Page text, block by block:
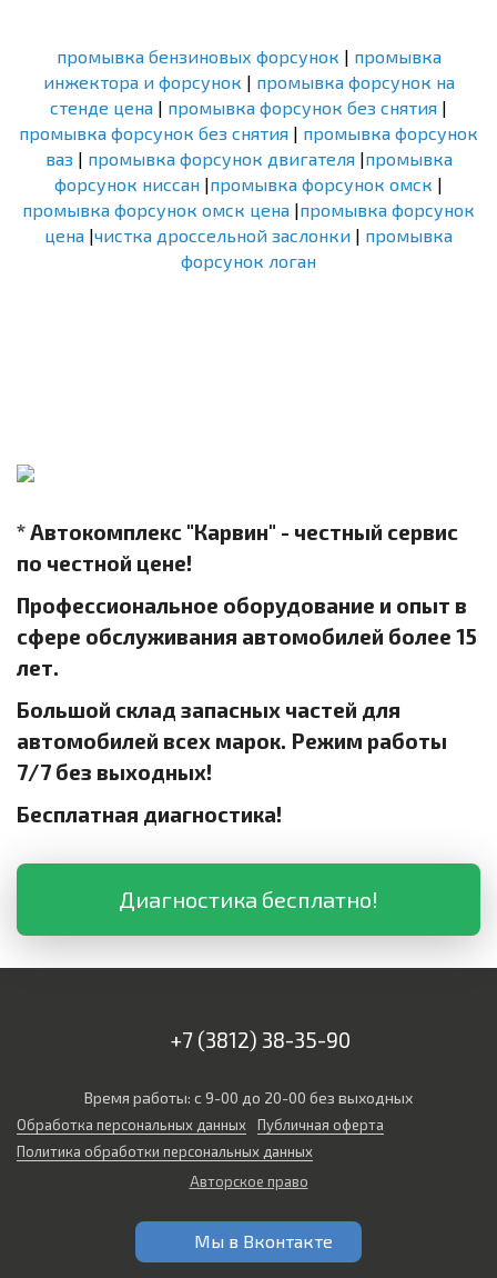
промывка бензиновых форсунок | промывка
инжектора и форсунок | промывка форсунок на
стенде цена | промывка форсунок без снятия |
промывка форсунок без снятия | промывка форсунок
ваз | промывка форсунок двигателя|промывка
форсунок ниссан |промывка форсунок омск |
промывка форсунок омск цена |промывка форсунок
цена |чистка дроссельной заслонки | промывка
форсунок логан
* Автокомплекс "Карвин" - честный сервис
по честной цене!
Профессиональное оборудование и опыт в
сфере обслуживания автомобилей более 15
лет.
Большой склад запасных частей для
автомобилей всех марок. Режим работы
7/7 без выходных!
Бесплатная диагностика!
Диагностика бесплатно!
+7 (3812) 38-35-90
Время работы: с 9-00 до 20-00 без выходных
Обработка персональных данных
Публичная оферта
Политика обработки персональных данных
Авторское право
Мы в Вконтакте